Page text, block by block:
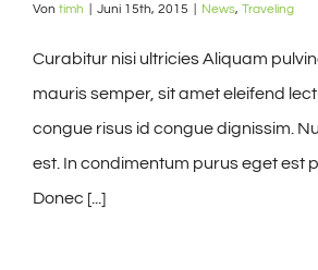
Von timh Juni 15th, 2015 News, Traveling
Curabitur nisi ultricies Aliquam
mauris semper, sit amet eleifend
congue risus id congue dignissim.
est. In condimentum purus eget est
Donec [...]